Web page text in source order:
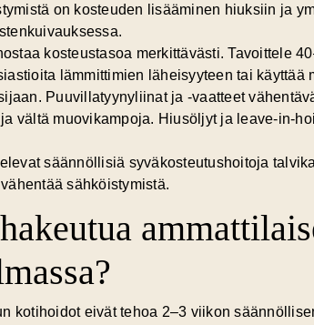
on kosteuden lisääminen hiuksiin ja
kosteustasoa merkittävästi. Tavoittele
lämmittimien läheisyyteen tai käyttää
Puuvillatyynyliinat ja -vaatteet
vältä muovikampoja. Hiusöljyt ja leave-in-
säännöllisiä syväkosteutushoitoja
sähköistymistä.
kotihoidot eivät tehoa 2–3 viikon